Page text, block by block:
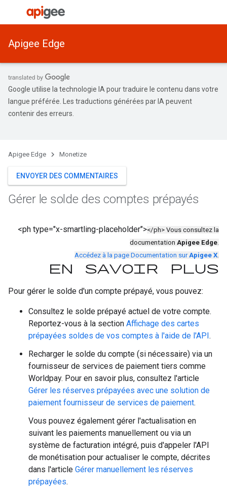
Apigee Edge
Google utilise la technologie IA pour traduire le contenu dans votre
langue préférée. Les traductions générées par IA peuvent
contenir des erreurs.
Apigee Edge Monetize
ENVOYER DES COMMENTAIRES
Gérer le solde des comptes prépayés
<ph type="x-smartling-placeholder"></ph> Vous consultez la
documentation Apigee Edge.
Accédez à la page Documentation surApigee X.
En savoir plus
Pour gérer le solde d'un compte prépayé, vous pouvez:
Consultez le solde prépayé actuel de votre compte.
Reportez-vous à la section Affichage des cartes
prépayées soldes de vos comptes à l'aide de l'API.
Recharger le solde du compte (si nécessaire) via un
fournisseur de services de paiement tiers comme
Worldpay. Pour en savoir plus, consultez l'article
Gérer les réserves prépayées avec une solution de
paiement fournisseur de services de paiement.
Vous pouvez également gérer l'actualisation en
suivant les paiements manuellement ou via un
système de facturation intégré, puis d'appeler l'API
de monétisation pour actualiser le compte, décrites
dans l'article Gérer manuellement les réserves
prépayées.